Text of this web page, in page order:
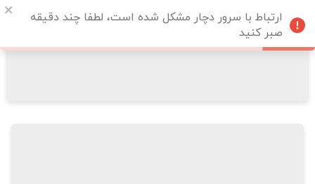
ارتباط با سرور دچار مشکل شده است، لطفا چند دقیقه
صبر کنید